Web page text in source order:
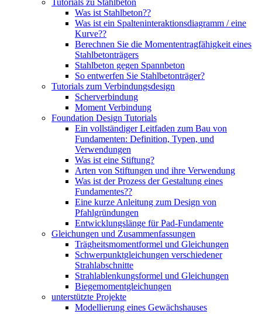
Tutorials zu Stahlbeton
Was ist Stahlbeton??
Was ist ein Spalteninteraktionsdiagramm / eine
Kurve??
Berechnen Sie die Momententragfähigkeit eines
Stahlbetonträgers
Stahlbeton gegen Spannbeton
So entwerfen Sie Stahlbetonträger?
Tutorials zum Verbindungsdesign
Scherverbindung
Moment Verbindung
Foundation Design Tutorials
Ein vollständiger Leitfaden zum Bau von
Fundamenten: Definition, Typen, und
Verwendungen
Was ist eine Stiftung?
Arten von Stiftungen und ihre Verwendung
Was ist der Prozess der Gestaltung eines
Fundamentes??
Eine kurze Anleitung zum Design von
Pfahlgründungen
Entwicklungslänge für Pad-Fundamente
Gleichungen und Zusammenfassungen
Trägheitsmomentformel und Gleichungen
Schwerpunktgleichungen verschiedener
Strahlabschnitte
Strahlablenkungsformel und Gleichungen
Biegemomentgleichungen
unterstützte Projekte
Modellierung eines Gewächshauses